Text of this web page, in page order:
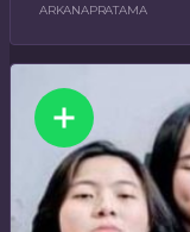
ARKANAPRATAMA